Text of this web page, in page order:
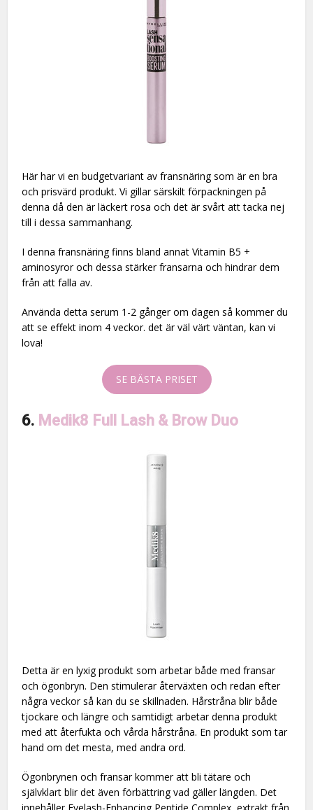
Här har vi en budgetvariant av fransnäring som är en bra
och prisvärd produkt. Vi gillar särskilt förpackningen på
denna då den är läckert rosa och det är svårt att tacka nej
till i dessa sammanhang.
I denna fransnäring finns bland annat Vitamin B5 +
aminosyror och dessa stärker fransarna och hindrar dem
från att falla av.
Använda detta serum 1-2 gånger om dagen så kommer du
att se effekt inom 4 veckor. det är väl värt väntan, kan vi
lova!
SE BÄSTA PRISET
6. Medik8 Full Lash & Brow Duo
Detta är en lyxig produkt som arbetar både med fransar
och ögonbryn. Den stimulerar återväxten och redan efter
några veckor så kan du se skillnaden. Hårstråna blir både
tjockare och längre och samtidigt arbetar denna produkt
med att återfukta och vårda hårstråna. En produkt som tar
hand om det mesta, med andra ord.
Ögonbrynen och fransar kommer att bli tätare och
självklart blir det även förbättring vad gäller längden. Det